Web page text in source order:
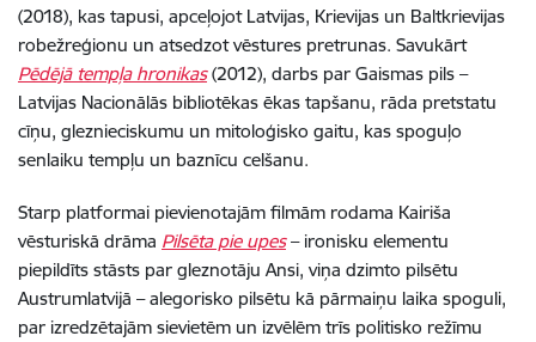
(2018), kas tapusi, apceļojot Latvijas, Krievijas un Baltkrievijas
robežreģionu un atsedzot vēstures pretrunas. Savukārt
Pēdējā tempļa hronikas(2012), darbs par Gaismas pils –
Latvijas Nacionālās bibliotēkas ēkas tapšanu, rāda pretstatu
cīņu, gleznieciskumu un mitoloģisko gaitu, kas spoguļo
senlaiku tempļu un baznīcu celšanu.
Starp platformai pievienotajām filmām rodama Kairiša
vēsturiskā drāma Pilsēta pie upes– ironisku elementu
piepildīts stāsts par gleznotāju Ansi, viņa dzimto pilsētu
Austrumlatvijā – alegorisko pilsētu kā pārmaiņu laika spoguli,
par izredzētajām sievietēm un izvēlēm trīs politisko režīmu